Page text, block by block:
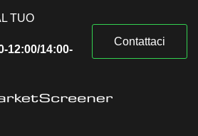
TUO
12:00/14:00-
Contattaci